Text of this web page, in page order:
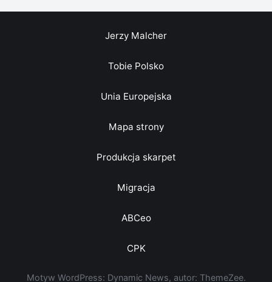
Jerzy Malcher
Tobie Polsko
Unia Europejska
Mapa strony
Produkcja skarpet
Migracja
ABCeo
CPK
Motyw WordPress: Dynamic News, autor: ThemeZee.